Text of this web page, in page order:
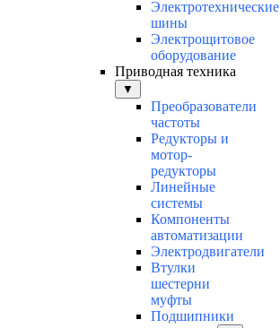
Электротехнические
шины
Электрощитовое
оборудование
Приводная техника
▼
Преобразователи
частоты
Редукторы и
мотор-
редукторы
Линейные
системы
Компоненты
автоматизации
Электродвигатели
Втулки
шестерни
муфты
Подшипники